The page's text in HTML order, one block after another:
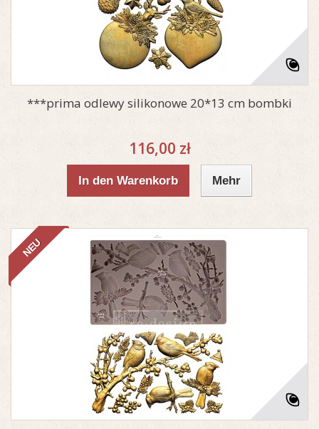
***prima odlewy silikonowe 20*13 cm bombki
116,00 zł
In den Warenkorb Mehr
NEU